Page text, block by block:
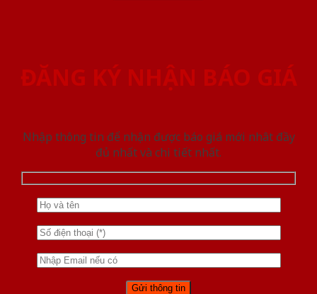
ĐĂNG KÝ NHẬN BÁO GIÁ
Nhập thông tin để nhận được báo giá mới nhât đầy
đủ nhất và chi tiết nhất.